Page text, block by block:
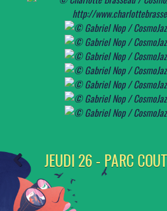
JEUDI 26 - PARC